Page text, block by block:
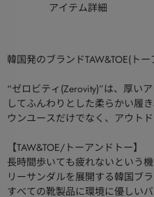
アイテム詳細
韓国発のブランドTAW&TOE(ト
“ゼロビティ(Zerovity)”は、厚い
してふんわりとした柔らかい履
ウンユースだけでなく、アウト
【TAW&TOE/トーアンドトー】
長時間歩いても疲れないという
リーサンダルを展開する韓国ブラ
すべての靴製品に環境に優しい